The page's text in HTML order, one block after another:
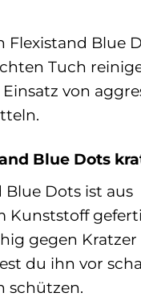
Flexistand Blue
Tuch
von
Blue Dots
Blue Dots ist aus
Kunststoff
gegen Kratzer
du ihn vor
schützen.